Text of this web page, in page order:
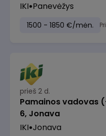
IKI Panevėžys
1500 - 1850 €/mėn.
prieš 2 d.
Pamainos vadovas
6, Jonava
IKI Jonava